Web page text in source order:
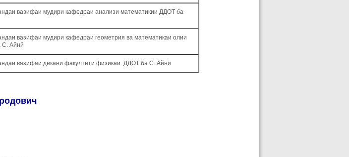
вазифаи мудири кафедраи анализи математикии ДДОТ ба
вазифаи мудири кафедраи геометрия ва математикаи олии
С. Айнӣ
вазифаи декани факултети физикаи ДДОТ ба С. Айнӣ